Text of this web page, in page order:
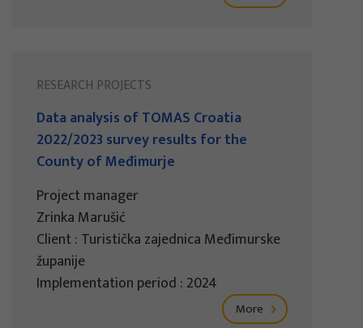
RESEARCH PROJECTS
Data analysis of TOMAS Croatia
2022/2023 survey results for the
County of Međimurje
Project manager
Zrinka Marušić
Client : Turistička zajednica Međimurske
županije
Implementation period : 2024
More